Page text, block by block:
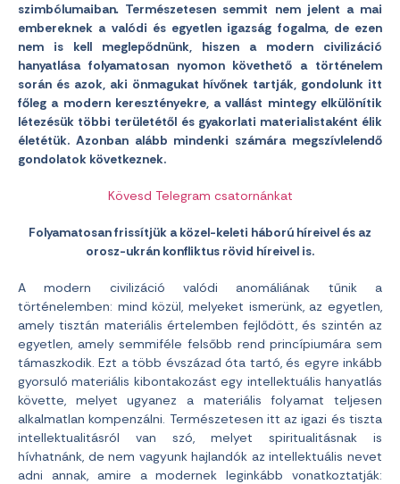
szimbólumaiban. Természetesen semmit nem jelent a mai
embereknek a valódi és egyetlen igazság fogalma, de ezen
nem is kell meglepődnünk, hiszen a modern civilizáció
hanyatlása folyamatosan nyomon követhető a történelem
során és azok, aki önmagukat hívőnek tartják, gondolunk itt
főleg a modern keresztényekre, a vallást mintegy elkülönítik
létezésük többi területétől és gyakorlati materialistaként élik
életétük. Azonban alább mindenki számára megszívlelendő
gondolatok következnek.
Kövesd Telegram csatornánkat
Folyamatosan frissítjük a közel-keleti háború híreivel és az
orosz-ukrán konfliktus rövid híreivel is.
A modern civilizáció valódi anomáliának tűnik a
történelemben: mind közül, melyeket ismerünk, az egyetlen,
amely tisztán materiális értelemben fejlődött, és szintén az
egyetlen, amely semmiféle felsőbb rend princípiumára sem
támaszkodik. Ezt a több évszázad óta tartó, és egyre inkább
gyorsuló materiális kibontakozást egy intellektuális hanyatlás
követte, melyet ugyanez a materiális folyamat teljesen
alkalmatlan kompenzálni. Természetesen itt az igazi és tiszta
intellektualitásról van szó, melyet spiritualitásnak is
hívhatnánk, de nem vagyunk hajlandók az intellektuális nevet
adni annak, amire a modernek leginkább vonatkoztatják: